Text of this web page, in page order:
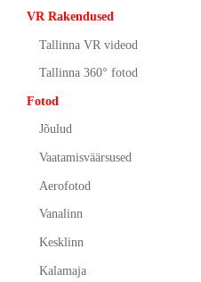
VR Rakendused
Tallinna VR videod
Tallinna 360° fotod
Fotod
Jõulud
Vaatamisväärsused
Aerofotod
Vanalinn
Kesklinn
Kalamaja